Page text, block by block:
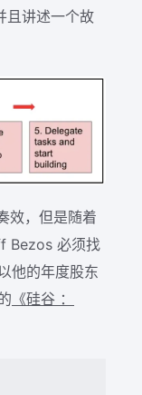
且讲述一个故
效，但是随着
Bezos 必须找
他的年度股东
《硅谷 ：